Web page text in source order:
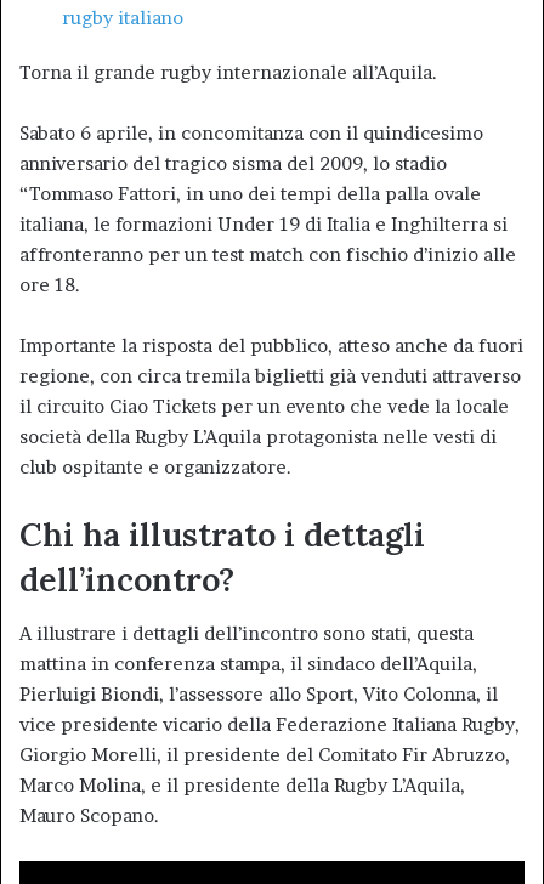
rugby italiano
Torna il grande rugby internazionale all’Aquila.
Sabato 6 aprile, in concomitanza con il quindicesimo
anniversario del tragico sisma del 2009, lo stadio
“Tommaso Fattori, in uno dei tempi della palla ovale
italiana, le formazioni Under 19 di Italia e Inghilterra si
affronteranno per un test match con fischio d’inizio alle
ore 18.
Importante la risposta del pubblico, atteso anche da fuori
regione, con circa tremila biglietti già venduti attraverso
il circuito Ciao Tickets per un evento che vede la locale
società della Rugby L’Aquila protagonista nelle vesti di
club ospitante e organizzatore.
Chi ha illustrato i dettagli
dell’incontro?
A illustrare i dettagli dell’incontro sono stati, questa
mattina in conferenza stampa, il sindaco dell’Aquila,
Pierluigi Biondi, l’assessore allo Sport, Vito Colonna, il
vice presidente vicario della Federazione Italiana Rugby,
Giorgio Morelli, il presidente del Comitato Fir Abruzzo,
Marco Molina, e il presidente della Rugby L’Aquila,
Mauro Scopano.